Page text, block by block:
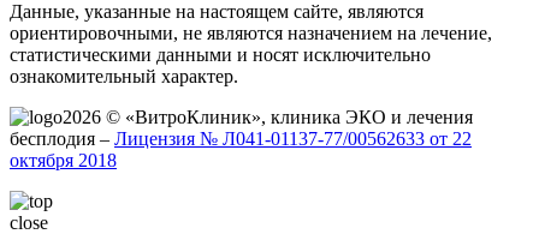
Данные, указанные на настоящем сайте, являются
ориентировочными, не являются назначением на лечение,
статистическими данными и носят исключительно
ознакомительный характер.
2026 © «ВитроКлиник», клиника ЭКО и лечения
бесплодия – Лицензия № Л041-01137-77/00562633 от 22
октября 2018
close